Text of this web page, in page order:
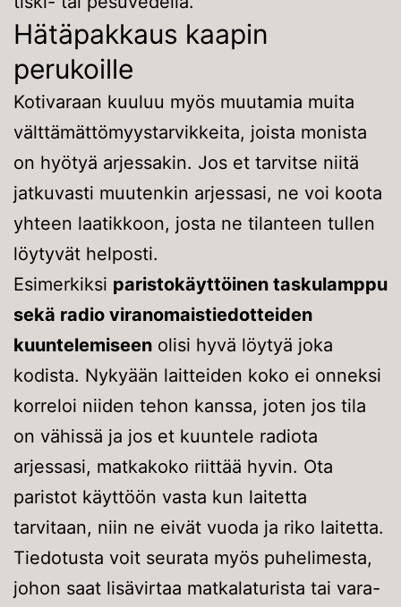
Hätäpakkaus kaapin
perukoille
Kotivaraan kuuluu myös muutamia muita
välttämättömyystarvikkeita, joista monista
on hyötyä arjessakin. Jos et tarvitse niitä
jatkuvasti muutenkin arjessasi, ne voi koota
yhteen laatikkoon, josta ne tilanteen tullen
löytyvät helposti.
Esimerkiksi paristokäyttöinen taskulamppu
sekä radio viranomaistiedotteiden
kuuntelemiseen olisi hyvä löytyä joka
kodista. Nykyään laitteiden koko ei onneksi
korreloi niiden tehon kanssa, joten jos tila
on vähissä ja jos et kuuntele radiota
arjessasi, matkakoko riittää hyvin. Ota
paristot käyttöön vasta kun laitetta
tarvitaan, niin ne eivät vuoda ja riko laitetta.
Tiedotusta voit seurata myös puhelimesta,
johon saat lisävirtaa matkalaturista tai vara-